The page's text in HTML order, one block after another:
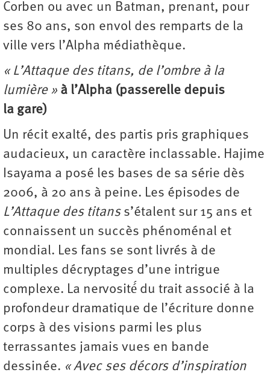
Corben ou avec un Batman, prenant, pour
ses 80 ans, son envol des remparts de la
ville vers l’Alpha médiathèque.
« L’Attaque des titans, de l’ombre à la
lumière » à l’Alpha (passerelle depuis
la gare)
Un récit exalté, des partis pris graphiques
audacieux, un caractère inclassable. Hajime
Isayama a posé les bases de sa série dès
2006, à 20 ans à peine. Les épisodes de
L’Attaque des titans s’étalent sur 15 ans et
connaissent un succès phénoménal et
mondial. Les fans se sont livrés à de
multiples décryptages d’une intrigue
complexe. La nervosité́ du trait associé à la
profondeur dramatique de l’écriture donne
corps à des visions parmi les plus
terrassantes jamais vues en bande
dessinée. « Avec ses décors d’inspiration